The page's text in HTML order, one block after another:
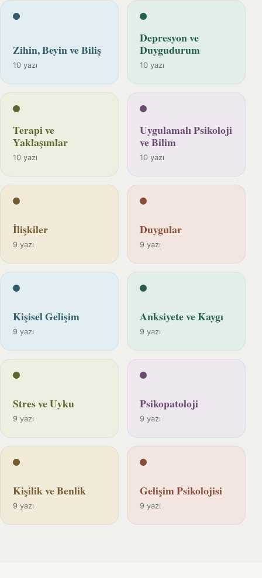
Zihin, Beyin ve Biliş
10 yazı
Depresyon ve
Duygudurum
10 yazı
Terapi ve
Yaklaşımlar
10 yazı
Uygulamalı Psikoloji
ve Bilim
10 yazı
İlişkiler
9 yazı
Duygular
9 yazı
Kişisel Gelişim
9 yazı
Anksiyete ve Kaygı
9 yazı
Stres ve Uyku
9 yazı
Psikopatoloji
9 yazı
Kişilik ve Benlik
9 yazı
Gelişim Psikolojisi
9 yazı